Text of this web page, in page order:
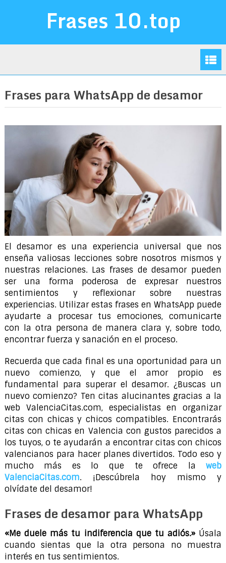
Frases 10.top
Frases para WhatsApp de desamor
El desamor es una experiencia universal que nos
enseña valiosas lecciones sobre nosotros mismos y
nuestras relaciones. Las frases de desamor pueden
ser una forma poderosa de expresar nuestros
sentimientos y reflexionar sobre nuestras
experiencias. Utilizar estas frases en WhatsApp puede
ayudarte a procesar tus emociones, comunicarte
con la otra persona de manera clara y, sobre todo,
encontrar fuerza y sanación en el proceso.
Recuerda que cada final es una oportunidad para un
nuevo comienzo, y que el amor propio es
fundamental para superar el desamor. ¿Buscas un
nuevo comienzo? Ten citas alucinantes gracias a la
web ValenciaCitas.com, especialistas en organizar
citas con chicas y chicos compatibles. Encontrarás
citas con chicas en Valencia con gustos parecidos a
los tuyos, o te ayudarán a encontrar citas con chicos
valencianos para hacer planes divertidos. Todo eso y
mucho más es lo que te ofrece laweb
ValenciaCitas.com. ¡Descúbrela hoy mismo y
olvídate del desamor!
Frases de desamor para WhatsApp
«Me duele más tu indiferencia que tu adiós.»Úsala
cuando sientas que la otra persona no muestra
interés en tus sentimientos.